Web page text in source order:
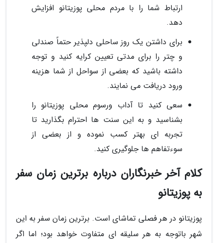
ارتباط شما را با مردم محلی پوزیتانو افزایش
دهد.
برای داشتن یک روز ساحلی دلپذیر حتماً صندلی
و چتر را برای مدتی تعیین کرایه کنید و توجه
داشته باشید که بعضی از سواحل از شما هزینه
ورود دریافت می نمایند.
سعی کنید تا آداب ورسوم محلی پوزیتانو را
بشناسید و به این سنت ها احترام بگذارید تا
تجربه ای بهتر کسب نموده و از بعضی از
سوءتفاهم ها جلوگیری کنید.
کلام آخر خبرنگاران درباره برترین زمان سفر
به پوزیتانو
پوزیتانو در هر فصلی تماشای است. برترین زمان سفر به این
شهر باتوجه به هر سلیقه ای متفاوت خواهد بود؛ اما اگر